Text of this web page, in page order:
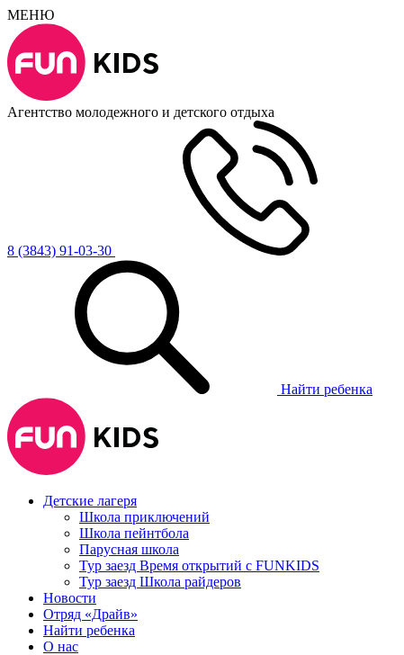
МЕНЮ
Агентство молодежного и детского отдыха
8 (3843) 91-03-30
Найти ребенка
Детские лагеря
Школа приключений
Школа пейнтбола
Парусная школа
Тур заезд Время открытий с FUNKIDS
Тур заезд Школа райдеров
Новости
Отряд «Драйв»
Найти ребенка
О нас